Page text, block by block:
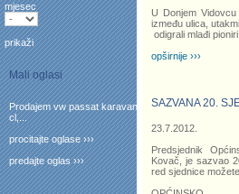
mjesec
prikaži
Mali oglasi
Prodajem vw passat karavan
cl,...
procitajte oglase ›››
predajte oglas ›››
U Donjem
između ulica,
odigrali mlađi
opširnije ›››
SAZVANA 20.
23.7.2012.
Predsjednik
Kovač, je sazvao
red sjednice